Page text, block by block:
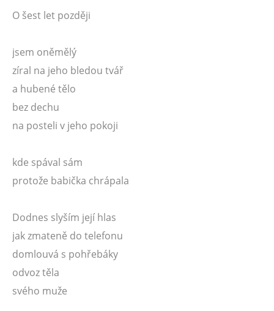
O šest let později
jsem oněmělý
zíral na jeho bledou tvář
a hubené tělo
bez dechu
na posteli v jeho pokoji
kde spával sám
protože babička chrápala
Dodnes slyším její hlas
jak zmateně do telefonu
domlouvá s pohřebáky
odvoz těla
svého muže